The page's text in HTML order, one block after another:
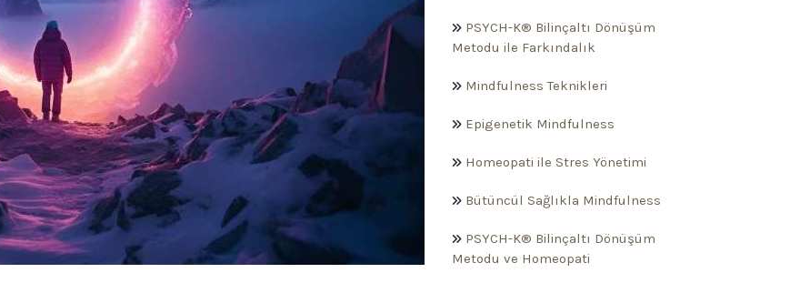
PSYCH-K® Bilinçaltı Dönüşüm
Metodu ile Farkındalık
Mindfulness Teknikleri
Epigenetik Mindfulness
Homeopati ile Stres Yönetimi
Bütüncül Sağlıkla Mindfulness
PSYCH-K® Bilinçaltı Dönüşüm
Metodu ve Homeopati